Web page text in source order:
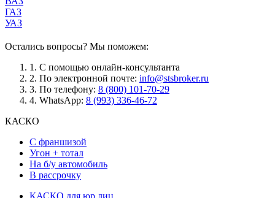
ГАЗ
УАЗ
Остались вопросы? Мы поможем:
1. С помощью онлайн-консультанта
2. По электронной почте: info@stsbroker.ru
3. По телефону: 8 (800) 101-70-29
4. WhatsApp: 8 (993) 336-46-72
КАСКО
С франшизой
Угон + тотал
На б/у автомобиль
В рассрочку